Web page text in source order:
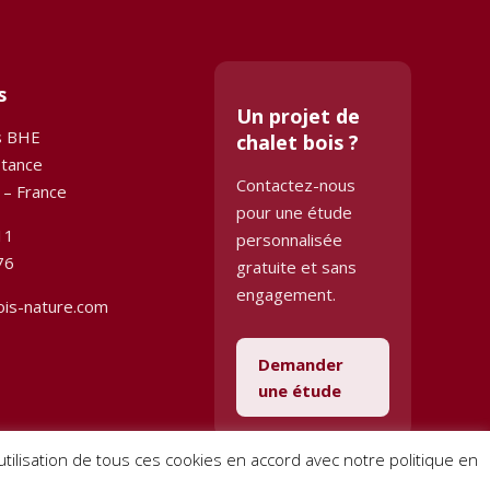
BHE
France
nature.com
Un projet de
chalet bois ?
Contactez-nous
pour une étude
personnalisée
gratuite et sans
engagement.
Demander
une étude
de tous ces cookies en accord avec notre politique en